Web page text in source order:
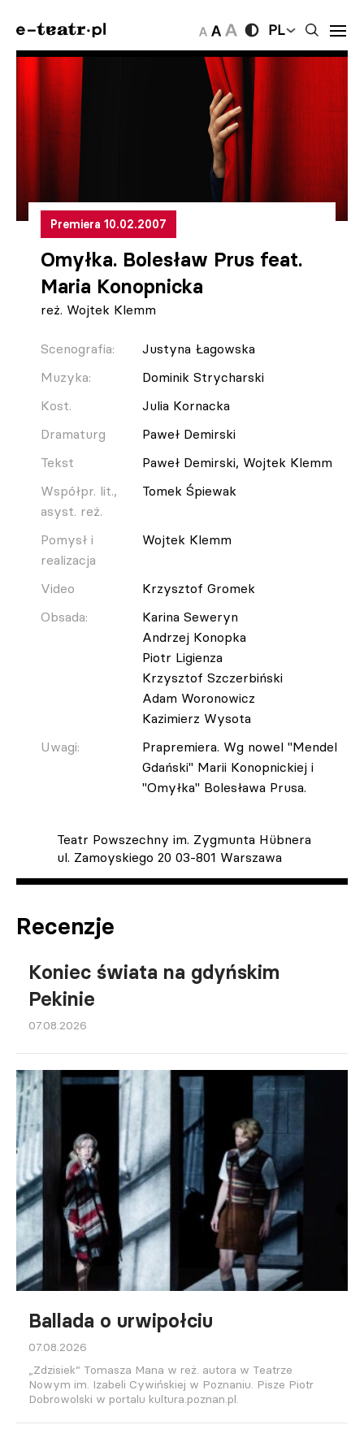
PL
Premiera 10.02.2007
Omyłka. Bolesław Prus feat.
Maria Konopnicka
reż. Wojtek Klemm
Scenografia:
Justyna Łagowska
Muzyka:
Dominik Strycharski
Kost.
Julia Kornacka
Dramaturg
Paweł Demirski
Tekst
Paweł Demirski, Wojtek Klemm
Współpr. lit.,
asyst. reż.
Tomek Śpiewak
Pomysł i
realizacja
Wojtek Klemm
Video
Krzysztof Gromek
Obsada:
Karina Seweryn
Andrzej Konopka
Piotr Ligienza
Krzysztof Szczerbiński
Adam Woronowicz
Kazimierz Wysota
Uwagi:
Prapremiera. Wg nowel "Mendel
Gdański" Marii Konopnickiej i
"Omyłka" Bolesława Prusa.
Teatr Powszechny im. Zygmunta Hübnera
ul. Zamoyskiego 20 03-801 Warszawa
Recenzje
Koniec świata na gdyńskim
Pekinie
07.08.2026
Ballada o urwipołciu
07.08.2026
„Zdzisiek” Tomasza Mana w reż. autora w Teatrze
Nowym im. Izabeli Cywińskiej w Poznaniu. Pisze Piotr
Dobrowolski w portalu kultura.poznan.pl.